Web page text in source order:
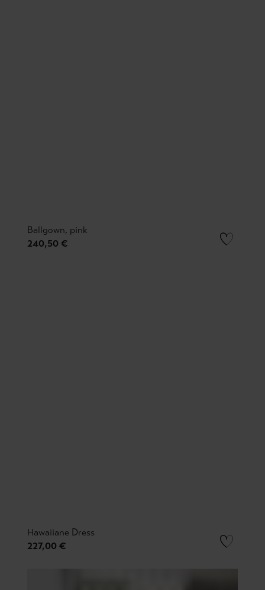
Ballgown, pink
240,50 €
Hawaiiane Dress
227,00 €